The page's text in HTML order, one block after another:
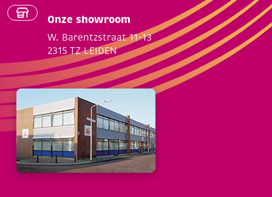
Onze showroom
W. Barentzstraat 11-13
2315 TZ LEIDEN